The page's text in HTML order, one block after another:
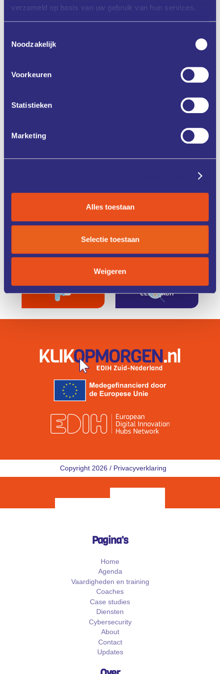
verzameld op basis van uw gebruik van hun services.
Noodzakelijk
Voorkeuren
Statistieken
Marketing
Alles toestaan
Selectie toestaan
Weigeren
ONZE
CASE
ZO WERKT
HET
IK ZOEK
EEN COACH
Copyright 2026 / Privacyverklaring
Pagina's
Home
Agenda
Vaardigheden en training
Coaches
Case studies
Diensten
Cybersecurity
About
Contact
Updates